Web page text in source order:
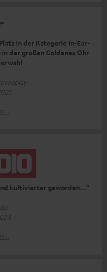
Platz in der Kategorie In-Ear-
der großen Goldenes Ohr
kultivierter geworden…“